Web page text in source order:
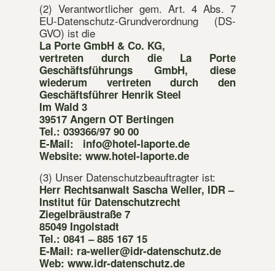
(2) Verantwortlicher gem. Art. 4 Abs. 7
EU-Datenschutz-Grundverordnung (DS-
GVO) ist die
La Porte GmbH & Co. KG,
vertreten durch die La Porte
Geschäftsführungs GmbH, diese
wiederum vertreten durch den
Geschäftsführer Henrik Steel
Im Wald 3
39517 Angern OT Bertingen
Tel.: 039366/97 90 00
E-Mail: info@hotel-laporte.de
Website: www.hotel-laporte.de
(3) Unser Datenschutzbeauftragter ist:
Herr Rechtsanwalt Sascha Weller, IDR –
Institut für Datenschutzrecht
Ziegelbräustraße 7
85049 Ingolstadt
Tel.: 0841 – 885 167 15
E-Mail: ra-weller@idr-datenschutz.de
Web: www.idr-datenschutz.de